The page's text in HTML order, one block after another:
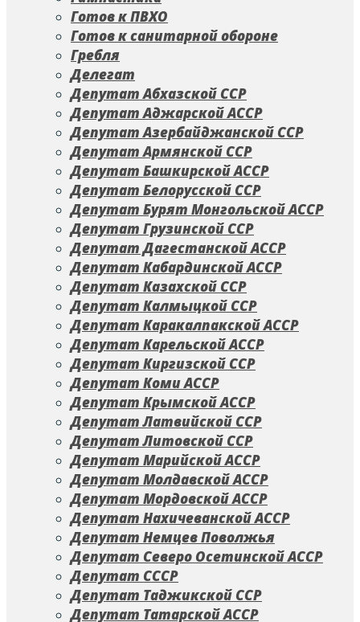
Готов к ПВХО
Готов к санитарной обороне
Гребля
Делегат
Депутат Абхазской ССР
Депутат Аджарской АССР
Депутат Азербайджанской ССР
Депутат Армянской ССР
Депутат Башкирской АССР
Депутат Белорусской ССР
Депутат Бурят Монгольской АССР
Депутат Грузинской ССР
Депутат Дагестанской АССР
Депутат Кабардинской АССР
Депутат Казахской ССР
Депутат Калмыцкой ССР
Депутат Каракалпакской АССР
Депутат Карельской АССР
Депутат Киргизской ССР
Депутат Коми АССР
Депутат Крымской АССР
Депутат Латвийской ССР
Депутат Литовской ССР
Депутат Марийской АССР
Депутат Молдавской АССР
Депутат Мордовской АССР
Депутат Нахичеванской АССР
Депутат Немцев Поволжья
Депутат Северо Осетинской АССР
Депутат СССР
Депутат Таджикской ССР
Депутат Татарской АССР